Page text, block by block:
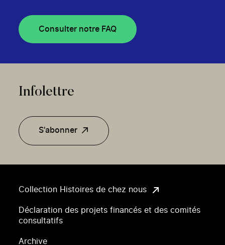
Collection Histoires de chez nous
Déclaration des projets financés et des comités
consultatifs
Archive
Consulter notre FAQ
Infolettre
S'abonner